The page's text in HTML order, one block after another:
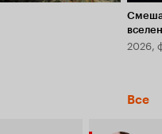
2026,
Все